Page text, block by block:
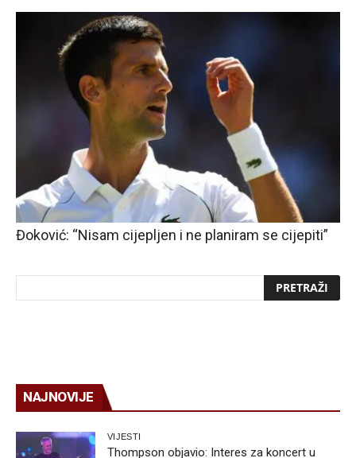
Đoković: “Nisam cijepljen i ne planiram se cijepiti”
NAJNOVIJE
VIJESTI
Thompson objavio: Interes za koncert u